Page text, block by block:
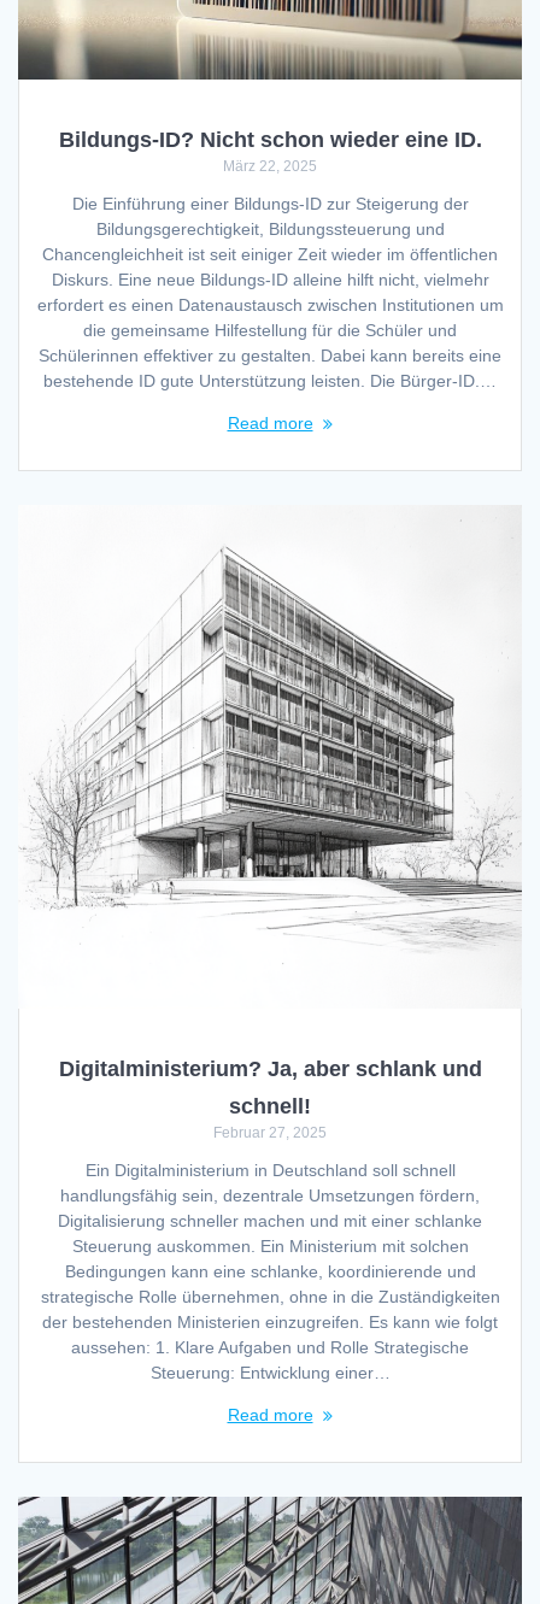
Bildungs-ID? Nicht schon wieder eine ID.
März 22, 2025
Die Einführung einer Bildungs-ID zur Steigerung der
Bildungsgerechtigkeit, Bildungssteuerung und
Chancengleichheit ist seit einiger Zeit wieder im öffentlichen
Diskurs. Eine neue Bildungs-ID alleine hilft nicht, vielmehr
erfordert es einen Datenaustausch zwischen Institutionen um
die gemeinsame Hilfestellung für die Schüler und
Schülerinnen effektiver zu gestalten. Dabei kann bereits eine
bestehende ID gute Unterstützung leisten. Die Bürger-ID.…
Read more
Digitalministerium? Ja, aber schlank und
schnell!
Februar 27, 2025
Ein Digitalministerium in Deutschland soll schnell
handlungsfähig sein, dezentrale Umsetzungen fördern,
Digitalisierung schneller machen und mit einer schlanke
Steuerung auskommen. Ein Ministerium mit solchen
Bedingungen kann eine schlanke, koordinierende und
strategische Rolle übernehmen, ohne in die Zuständigkeiten
der bestehenden Ministerien einzugreifen. Es kann wie folgt
aussehen: 1. Klare Aufgaben und Rolle Strategische
Steuerung: Entwicklung einer…
Read more